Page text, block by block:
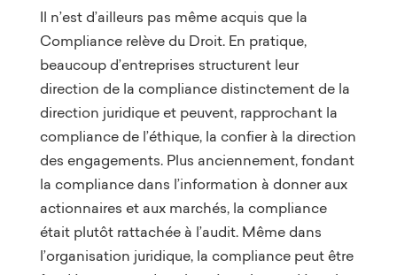
Il n’est d’ailleurs pas même acquis que la
Compliance relève du Droit. En pratique,
beaucoup d’entreprises structurent leur
direction de la compliance distinctement de la
direction juridique et peuvent, rapprochant la
compliance de l’éthique, la confier à la direction
des engagements. Plus anciennement, fondant
la compliance dans l’information à donner aux
actionnaires et aux marchés, la compliance
était plutôt rattachée à l’audit. Même dans
l’organisation juridique, la compliance peut être